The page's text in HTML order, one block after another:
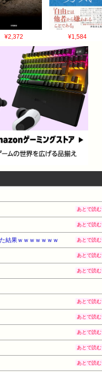
¥2,372 ¥1,584
あとで読む
あとで読む
結果ｗｗｗｗｗｗｗ あとで読む
あとで読む
あとで読む
あとで読む
あとで読む
あとで読む
あとで読む
あとで読む